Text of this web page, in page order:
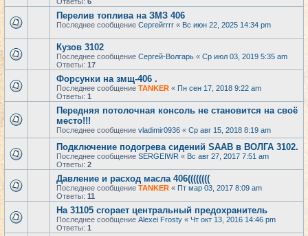
Перелив топлива на ЗМЗ 406
Последнее сообщение Сергейrrrr « Вс июн 22, 2025 14:34 pm
Кузов 3102
Последнее сообщение Сергей-Волгарь « Ср июл 03, 2019 5:35 am
Ответы: 17
Форсунки на змщ-406 .
Последнее сообщение TANKER « Пн сен 17, 2018 9:22 am
Ответы: 1
Передняя потолочная консоль не становится на своё
место!!!
Последнее сообщение vladimir0936 « Ср авг 15, 2018 8:19 am
Подключение подогрева сидений SAAB в ВОЛГА 3102.
Последнее сообщение SERGEIWR « Вс авг 27, 2017 7:51 am
Ответы: 2
Давление и расход масла 406((((((((
Последнее сообщение TANKER « Пт мар 03, 2017 8:09 am
Ответы: 11
На 31105 сгорает центральный предохранитель
Последнее сообщение Alexei Frosty « Чт окт 13, 2016 14:46 pm
Ответы: 1